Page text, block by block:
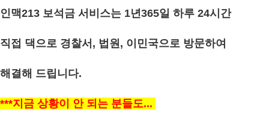
인맥213 보석금 서비스는 1년365일 하루 24시간
직접 댁으로 경찰서, 법원, 이민국으로 방문하여
해결해 드립니다.
***지금 상황이 안 되는 분들도...